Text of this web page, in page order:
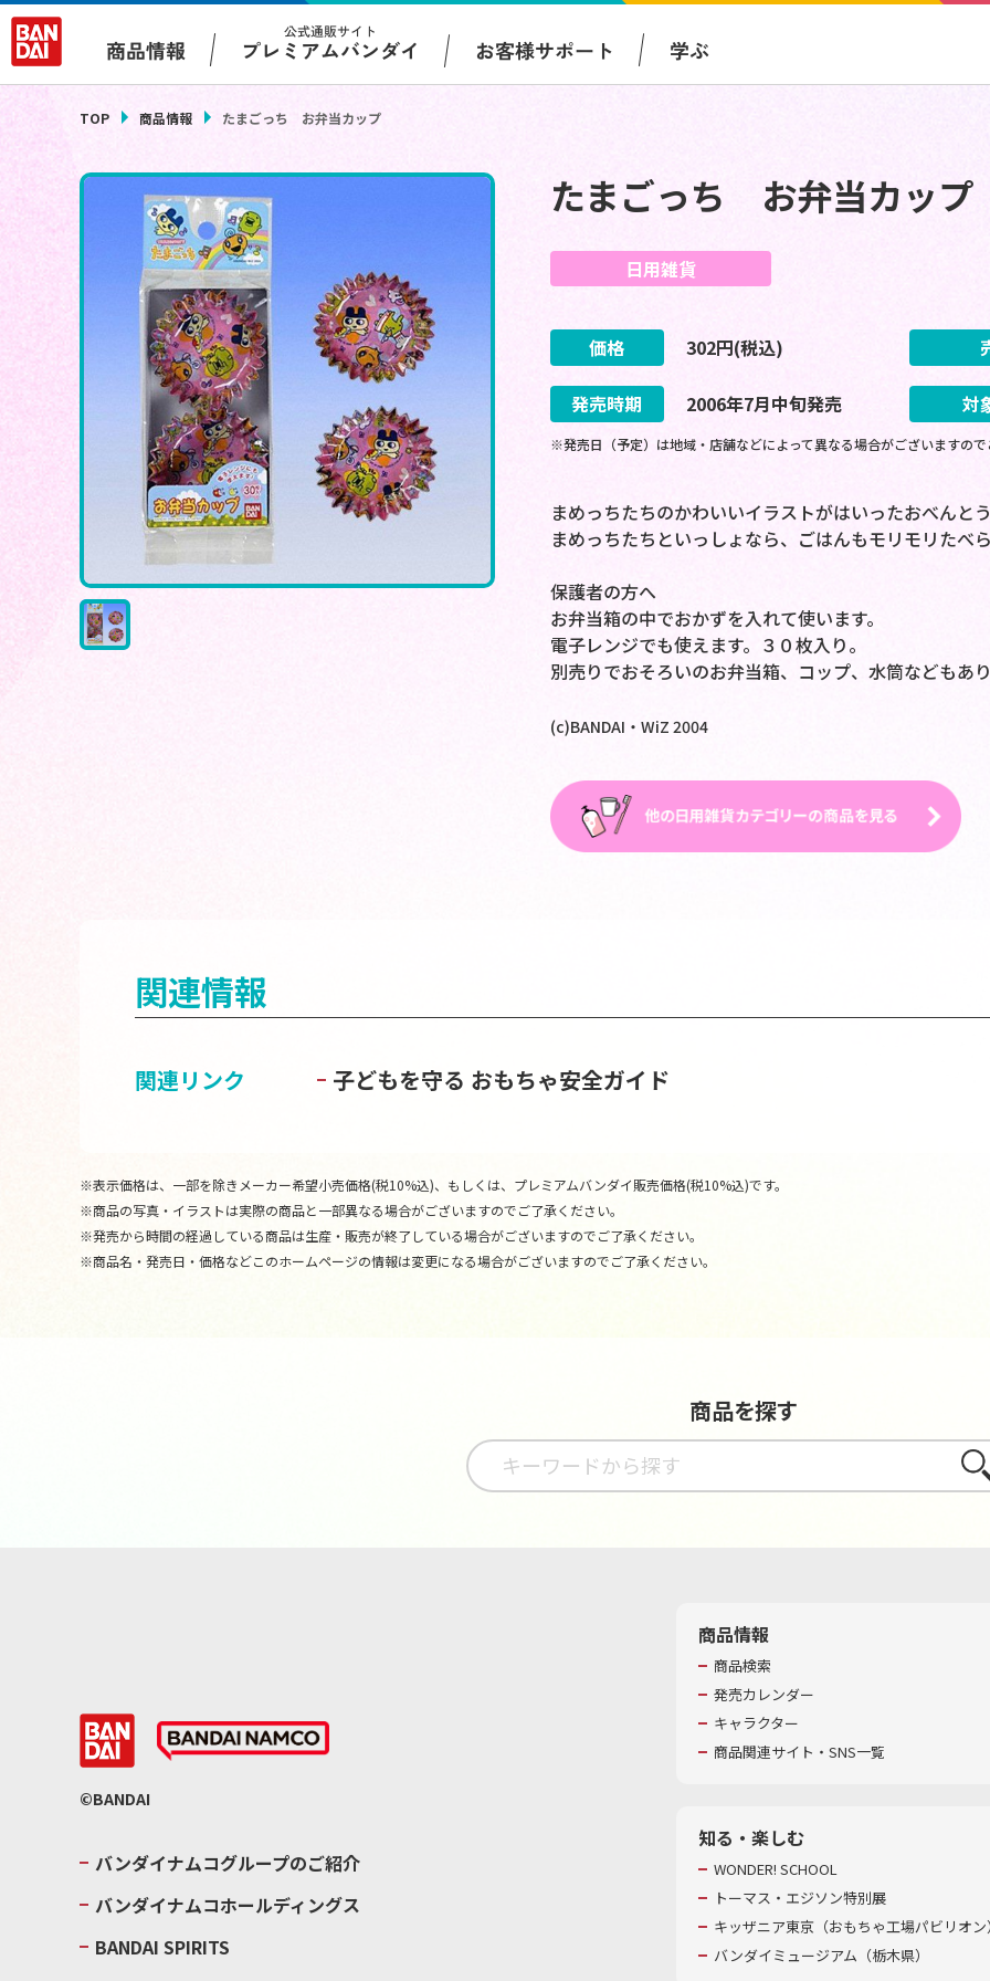
商品情報
公式通販サイト
プレミアムバンダイ お客様サポート 学ぶ
TOP 商品情報 たまごっち お弁当カップ
たまごっち お弁当カップ
日用雑貨
価格 302円(税込)
発売時期 2006年7月中旬発売 対
※発売日（予定）は地域・店舗などによって異なる場合がございますの
まめっちたちのかわいいイラストがはいったおべんと
まめっちたちといっしょなら、ごはんもモリモリたべ
保護者の方へ
お弁当箱の中でおかずを入れて使います。
電子レンジでも使えます。３０枚入り。
別売りでおそろいのお弁当箱、コップ、水筒などもあ
(c)BANDAI・WiZ 2004
関連情報
関連リンク 子どもを守る おもちゃ安全ガイド
※表示価格は、一部を除きメーカー希望小売価格(税10%込)、もしくは、プレミアムバンダイ販売価格(税10%込)です。
※商品の写真・イラストは実際の商品と一部異なる場合がございますのでご了承ください。
※発売から時間の経過している商品は生産・販売が終了している場合がございますのでご了承ください。
※商品名・発売日・価格などこのホームページの情報は変更になる場合がございますのでご了承ください。
商品を探す
さが
©BANDAI
バンダイナムコグループのご紹介
バンダイナムコホールディングス
BANDAI SPIRITS
商品情報
商品検索
発売カレンダー
キャラクター
商品関連サイト・SNS一覧
知る・楽しむ
WONDER! SCHOOL
トーマス・エジソン特別展
キッザニア東京（おもちゃ工場パビリオ
バンダイミュージアム（栃木県）